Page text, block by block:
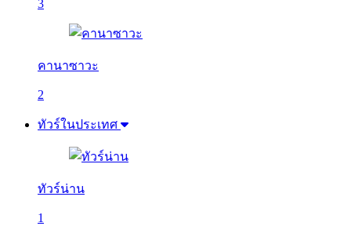
3
คานาซาวะ
2
ทัวร์ในประเทศ
ทัวร์น่าน
1